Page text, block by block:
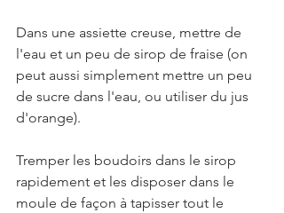
Dans une assiette creuse, mettre de
l'eau et un peu de sirop de fraise (on
peut aussi simplement mettre un peu
de sucre dans l'eau, ou utiliser du jus
d'orange).
Tremper les boudoirs dans le sirop
rapidement et les disposer dans le
moule de façon à tapisser tout le